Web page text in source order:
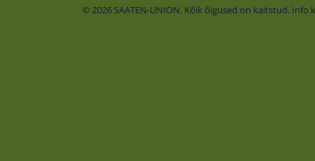
© 2026 SAATEN-UNION. Kõik õigused on kaitstud.